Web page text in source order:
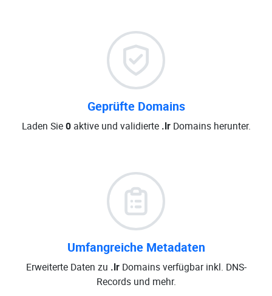
Geprüfte Domains
Laden Sie0aktive und validierte .lrDomains herunter.
Umfangreiche Metadaten
Erweiterte Daten zu .lrDomains verfügbar inkl. DNS-
Records und mehr.